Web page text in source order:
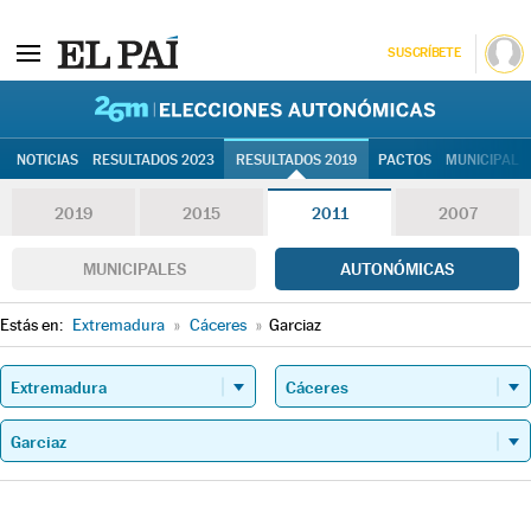
SUSCRÍBETE
NOTICIAS RESULTADOS 2023 RESULTADOS 2019 PACTOS
2019 2015 2011 2007
MUNICIPALES AUTONÓMICAS
Estás en: Extremadura » Cáceres » Garciaz